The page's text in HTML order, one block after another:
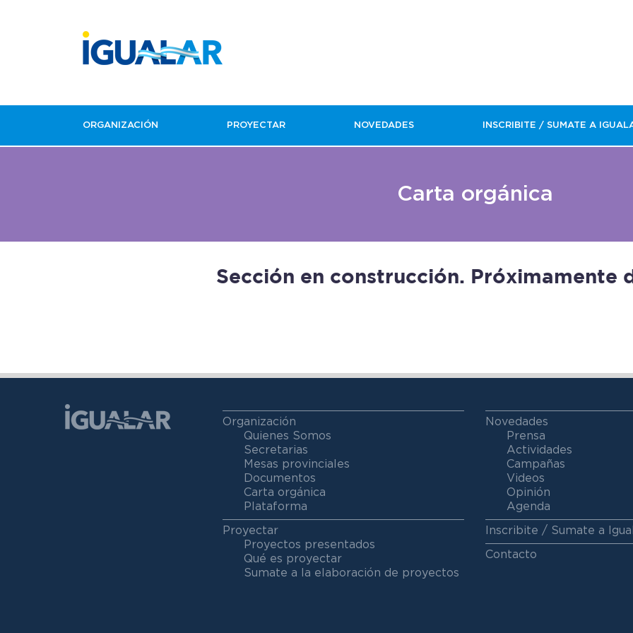
ORGANIZACIÓN PROYECTAR NOVEDADES INSCRIBITE / SUMATE A
Carta orgánica
Sección en construcción. Próximamente
Organización
Quienes Somos
Secretarias
Mesas provinciales
Documentos
Carta orgánica
Plataforma
Proyectar
Proyectos presentados
Qué es proyectar
Sumate a la elaboración de proyectos
Novedades
Prensa
Actividades
Campañas
Videos
Opinión
Agenda
Inscribite / Sumate a
Contacto